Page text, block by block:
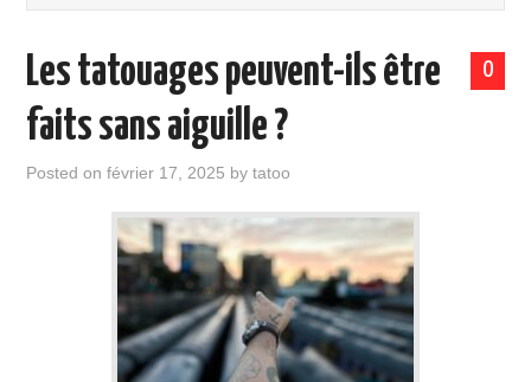
INSPIRATION
SOINS DES TATOUAGES
0
Les tatouages peuvent-ils être
faits sans aiguille ?
Posted onfévrier 17, 2025 bytatoo